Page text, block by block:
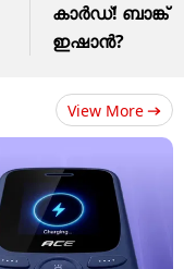
കാര്‍ഡ്! ബാങ്ക്
ഇഷാന്‍?
View More